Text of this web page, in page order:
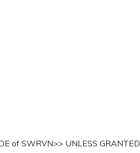
of SWRVN>> UNLESS GRANTED